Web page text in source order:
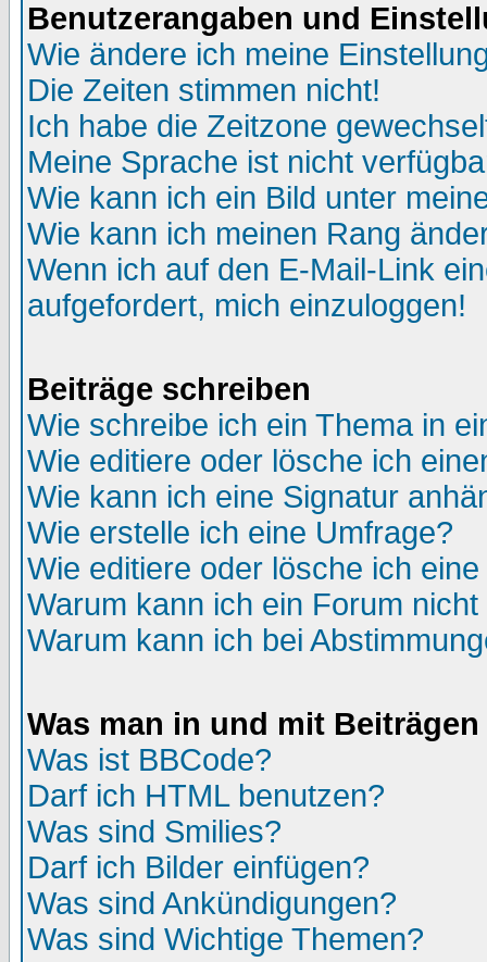
Benutzerangaben und
Wie ändere ich meine
Die Zeiten stimmen nicht!
Ich habe die Zeitzone
Meine Sprache ist nicht
Wie kann ich ein Bild unter
Wie kann ich meinen Rang
Wenn ich auf den E-Mail-Link
aufgefordert, mich einzuloggen!
Beiträge schreiben
Wie schreibe ich ein Thema in
Wie editiere oder lösche ich
Wie kann ich eine Signatur
Wie erstelle ich eine Umfrage?
Wie editiere oder lösche ich
Warum kann ich ein Forum
Warum kann ich bei
Was man in und mit
Was ist BBCode?
Darf ich HTML benutzen?
Was sind Smilies?
Darf ich Bilder einfügen?
Was sind Ankündigungen?
Was sind Wichtige Themen?